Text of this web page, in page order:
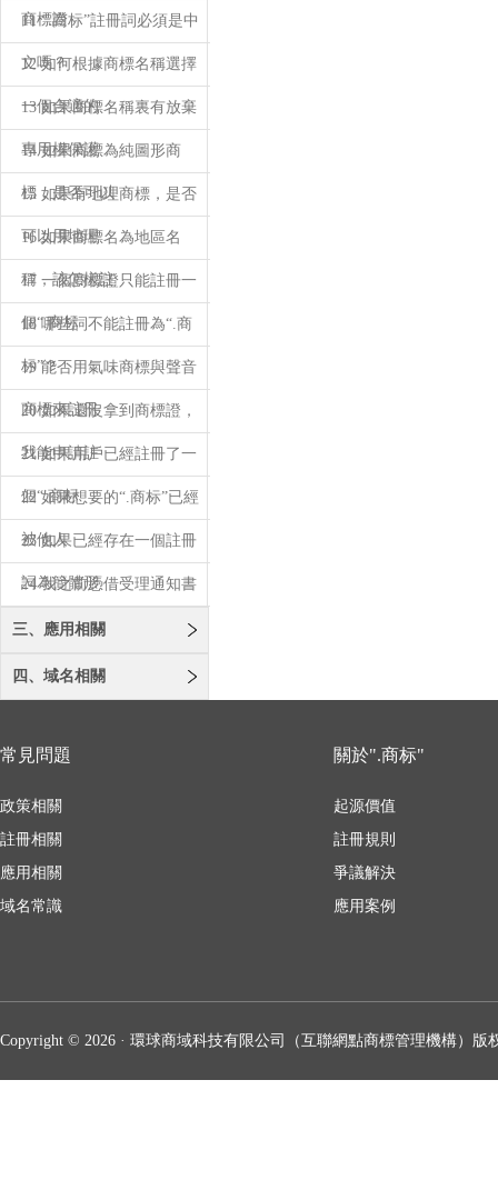
商標證
11 “.商标”註冊詞必須是中
文嗎？
12 如何根據商標名稱選擇
一個合適的
13 如果商標名稱裏有放棄
專用權保護
14 如果商標為純圖形商
標，是否可以
15 如果有地理商標，是否
可以用地理
16 如果商標名為地區名
稱，該怎樣註
17 一個商標證只能註冊一
個“.商标
18 哪些詞不能註冊為“.商
标”？
19 能否用氣味商標與聲音
商標來註冊
20 如果還沒拿到商標證，
我能申請註
21 如果用戶已經註冊了一
個“.商标
22 如果想要的“.商标”已經
被他人
23 如果已經存在一個註冊
詞為簡體形
24 我之前憑借受理通知書
註冊了“.
三、應用相關
四、域名相關
常見問題
政策相關
註冊相關
應用相關
域名常識
關於".商标"
起源價值
註冊規則
爭議解決
應用案例
Copyright © 2026 · 環球商域科技有限公司（互聯網點商標管理機構）版